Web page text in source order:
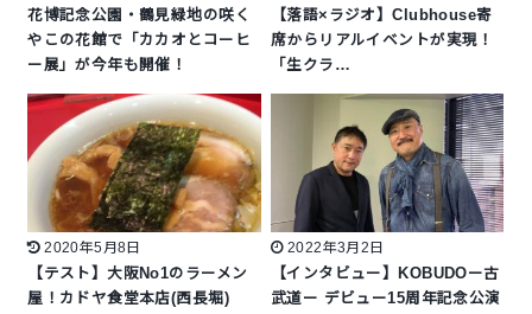
花博記念公園・鶴見緑地の咲く
やこの花館で「カカオとコーヒ
ー展」が今年も開催！
【落語×ラジオ】Clubhouse寄
席からリアルイベントが実現！
「生クラ…
2020年5月8日
【テスト】大阪No1のラーメン
屋！カドヤ食堂本店(西長堀)
2022年3月2日
【インタビュー】KOBUDOー古
武道ー デビュー15周年記念公演